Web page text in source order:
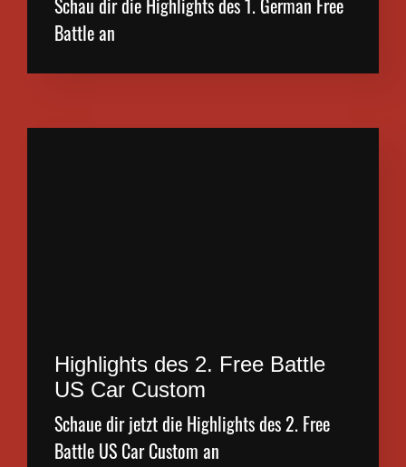
Battle an
Highlights des 2. Free Battle
US Car Custom
Schaue dir jetzt die Highlights des 2. Free
Battle US Car Custom an